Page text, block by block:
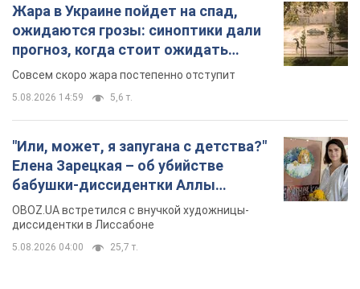
бегстве в Португалию с пятью
детьми
диссидентки в Лиссабоне
5.08.2026 04:00 25,7 т.